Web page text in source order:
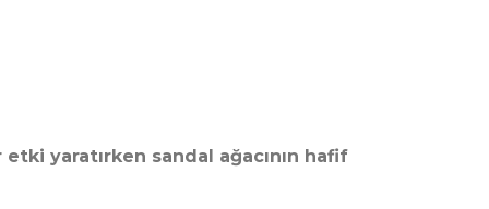
yaratırken sandal ağacının hafif